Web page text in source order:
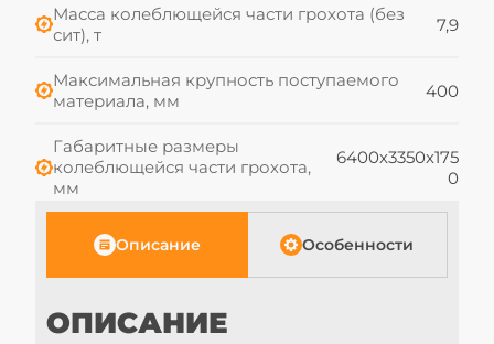
Масса колеблющейся части грохота (без
сит), т
7,9
Максимальная крупность поступаемого
материала, мм
400
Габаритные размеры
колеблющейся части грохота,
мм
6400х3350х175
0
Описание Особенности
ОПИСАНИЕ